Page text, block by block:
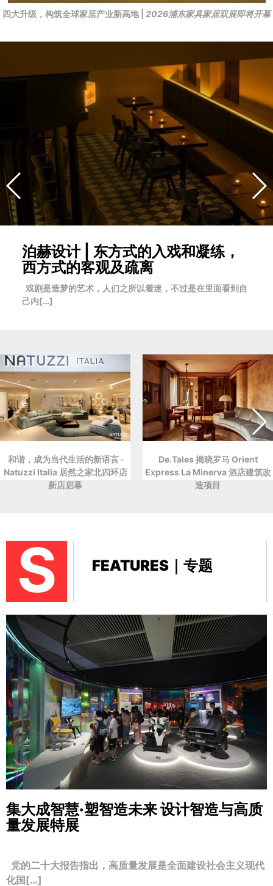
四大升级，构筑全球家居产业新高地 | 2026浦东家具家居双展即将开幕
泊赫设计 | 东方式的入戏和凝练，
西方式的客观及疏离
戏剧是造梦的艺术，人们之所以着迷，不过是在里面看到自
己内[…]
和谐，成为当代生活的新语言 ·
Natuzzi Italia 居然之家北四环店
新店启幕
De.Tales 揭晓罗马 Orient
Express La Minerva 酒店建筑改
造项目
S FEATURES｜专题
集大成智慧·塑智造未来设计智造与高质
量发展特展
党的二十大报告指出，高质量发展是全面建设社会主义现代
化国[…]